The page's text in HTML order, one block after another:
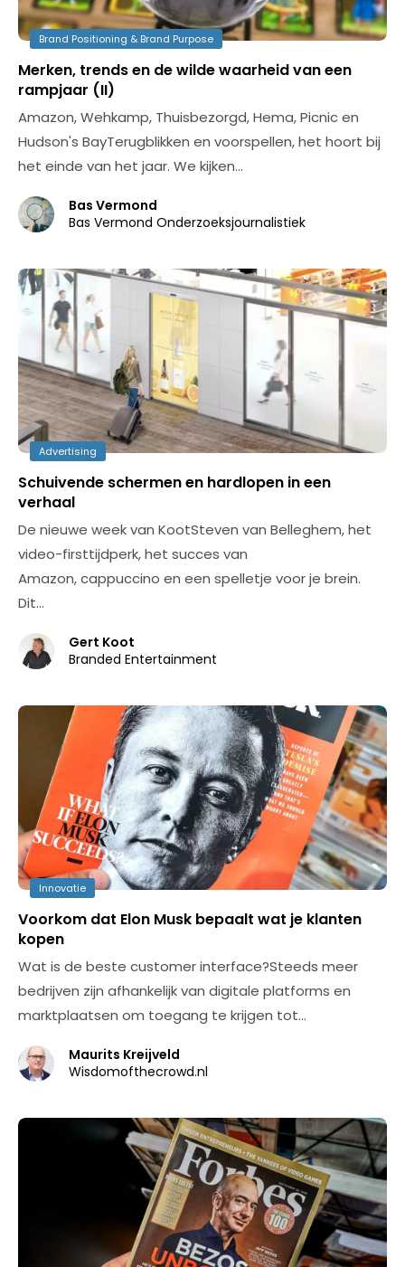
Brand Positioning & Brand Purpose
Merken, trends en de wilde waarheid van een
rampjaar (II)
Amazon, Wehkamp, Thuisbezorgd, Hema, Picnic en
Hudson's BayTerugblikken en voorspellen, het hoort bij
het einde van het jaar. We kijken…
Bas Vermond
Bas Vermond Onderzoeksjournalistiek
Advertising
Schuivende schermen en hardlopen in een
verhaal
De nieuwe week van KootSteven van Belleghem, het
video-firsttijdperk, het succes van
Amazon, cappuccino en een spelletje voor je brein.
Dit…
Gert Koot
Branded Entertainment
Innovatie
Voorkom dat Elon Musk bepaalt wat je klanten
kopen
Wat is de beste customer interface?Steeds meer
bedrijven zijn afhankelijk van digitale platforms en
marktplaatsen om toegang te krijgen tot…
Maurits Kreijveld
Wisdomofthecrowd.nl